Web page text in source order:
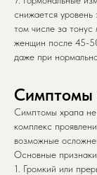
снижается уровень
том числе за
женщин после 45-
даже при
Симптомы
Симптомы храпа
комплекс
возможные
Основные признаки
1. Громкий или